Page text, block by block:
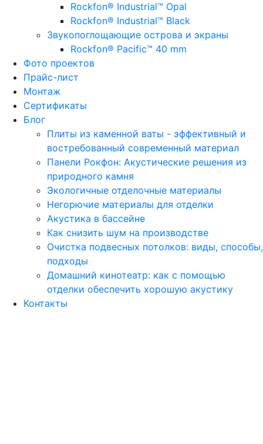
Rockfon® Industrial™ Opal
Rockfon® Industrial™ Black
Звукопоглощающие острова и экраны
Rockfon® Pacific™ 40 mm
Фото проектов
Прайс-лист
Монтаж
Сертификаты
Блог
Плиты из каменной ваты - эффективный и
востребованный современный материал
Панели Рокфон: Акустические решения из
природного камня
Экологичные отделочные материалы
Негорючие материалы для отделки
Акустика в бассейне
Как снизить шум на производстве
Очистка подвесных потолков: виды, способы,
подходы
Домашний кинотеатр: как с помощью
отделки обеспечить хорошую акустику
Контакты